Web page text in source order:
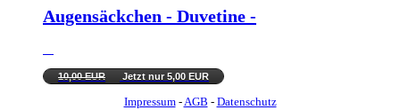
Augensäckchen - Duvetine -
10,00 EUR Jetzt nur 5,00 EUR
Impressum-AGB - Datenschutz